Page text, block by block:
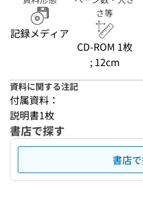
記録メディア
さ等
CD-ROM 1枚
; 12cm
資料に関する注記
付属資料：
説明書1枚
書店で探す
書店